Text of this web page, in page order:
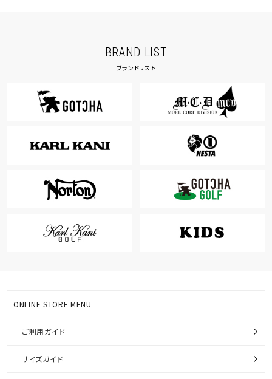
BRAND LIST
ブランドリスト
ONLINE STORE MENU
ご利用ガイド
サイズガイド